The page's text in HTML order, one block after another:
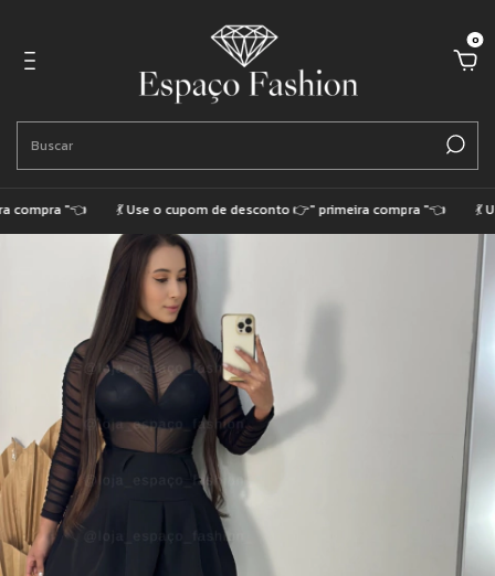
0
"👈 💃 Use o cupom de desconto 👉" primeira compra "👈 💃